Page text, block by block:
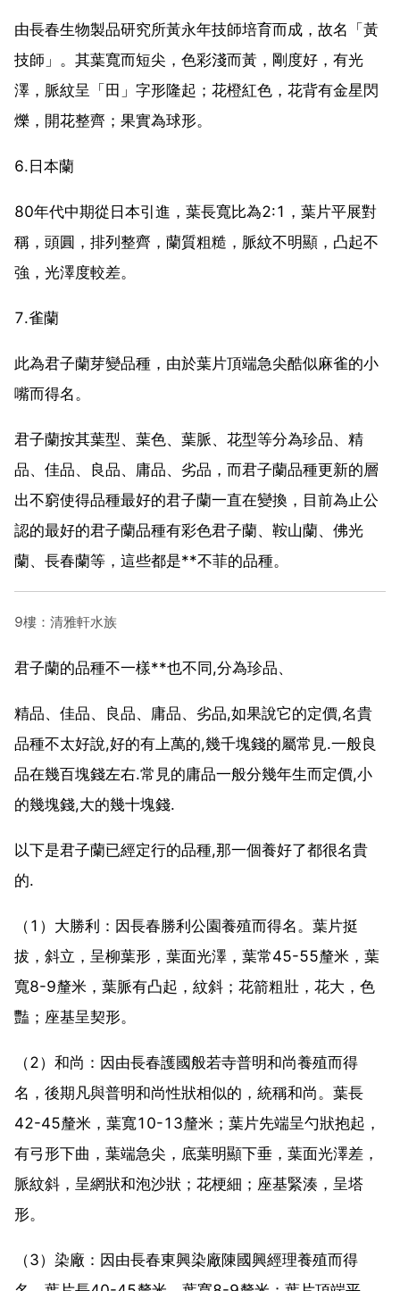
由長春生物製品研究所黃永年技師培育而成，故名「黃
技師」。其葉寬而短尖，色彩淺而黃，剛度好，有光
澤，脈紋呈「田」字形隆起；花橙紅色，花背有金星閃
爍，開花整齊；果實為球形。
6.日本蘭
80年代中期從日本引進，葉長寬比為2:1，葉片平展對
稱，頭圓，排列整齊，蘭質粗糙，脈紋不明顯，凸起不
強，光澤度較差。
7.雀蘭
此為君子蘭芽變品種，由於葉片頂端急尖酷似麻雀的小
嘴而得名。
君子蘭按其葉型、葉色、葉脈、花型等分為珍品、精
品、佳品、良品、庸品、劣品，而君子蘭品種更新的層
出不窮使得品種最好的君子蘭一直在變換，目前為止公
認的最好的君子蘭品種有彩色君子蘭、鞍山蘭、佛光
蘭、長春蘭等，這些都是**不菲的品種。
9樓：清雅軒水族
君子蘭的品種不一樣**也不同,分為珍品、
精品、佳品、良品、庸品、劣品,如果說它的定價,名貴
品種不太好說,好的有上萬的,幾千塊錢的屬常見.一般良
品在幾百塊錢左右.常見的庸品一般分幾年生而定價,小
的幾塊錢,大的幾十塊錢.
以下是君子蘭已經定行的品種,那一個養好了都很名貴
的.
（1）大勝利：因長春勝利公園養殖而得名。葉片挺
拔，斜立，呈柳葉形，葉面光澤，葉常45-55釐米，葉
寬8-9釐米，葉脈有凸起，紋斜；花箭粗壯，花大，色
豔；座基呈契形。
（2）和尚：因由長春護國般若寺普明和尚養殖而得
名，後期凡與普明和尚性狀相似的，統稱和尚。葉長
42-45釐米，葉寬10-13釐米；葉片先端呈勺狀抱起，
有弓形下曲，葉端急尖，底葉明顯下垂，葉面光澤差，
脈紋斜，呈網狀和泡沙狀；花梗細；座基緊湊，呈塔
形。
（3）染廠：因由長春東興染廠陳國興經理養殖而得